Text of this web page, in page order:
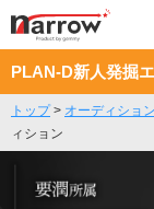
PLAN-D新人発掘
トップ> オーディショ
ィション